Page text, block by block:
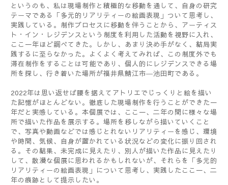
というのも、私は現場制作と積極的な移動を通して、自身の研究
テーマである「多元的リアリティーの絵画表現」ついて思考し、
実践している。制作プロセスに移動を伴うことから、アーティス
ト・イン・レジデンスという制度を利用した活動を視野に入れ、
ここ一年ほど調べてきた。しかし、あまり決め手がなく、結局実
践するに至らなかった。よくよく考えてみれば、この制度外でも
滞在制作をすることは可能であり、個人的にレジデンスできる場
所を探し、行き着いた場所が福井県鯖江市―池田町である。
2022年は思い返せば腰を据えてアトリエでじっくりと絵を描い
た記憶がほとんどない。徹底した現場制作を行うことができた一
年だと実感している。本個展では、ここ一、二年の間に様々な場
所で描いた作品を展示する。場所を移しながら描いていくこと
で、写真や動画などでは感じとれないリアリティーを感じ、環境
や時間、気候、自身が置かれている状況などの変化に振り回され
る。その結果、未完成に見えたり、別人が描いた作品に見えたり
して、散漫な個展に思われるかもしれないが、それらを「多元的
リアリティーの絵画表現」について思考し、実践したここ一、二
年の痕跡として提示したい。